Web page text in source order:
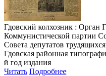
Гдовский колхозник : Орган
Коммунистической партии
Совета депутатов
Гдовская районная
й год издания
Читать Подробнее